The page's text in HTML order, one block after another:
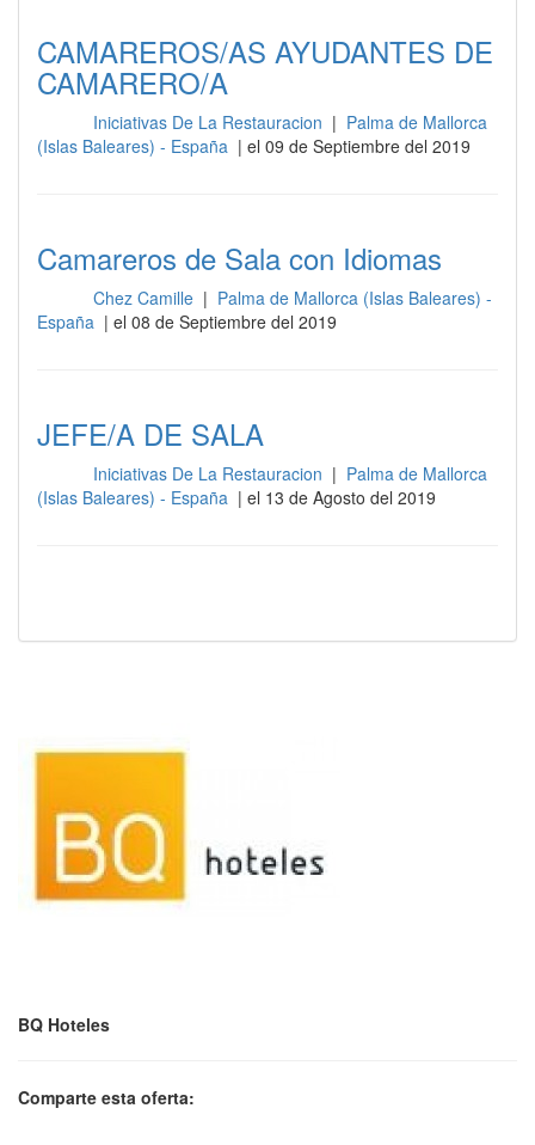
CAMAREROS/AS AYUDANTES DE
CAMARERO/A
Iniciativas De La Restauracion | Palma de Mallorca
(Islas Baleares) - España | el 09 de Septiembre del 2019
Camareros de Sala con Idiomas
Chez Camille | Palma de Mallorca (Islas Baleares) -
España | el 08 de Septiembre del 2019
JEFE/A DE SALA
Iniciativas De La Restauracion | Palma de Mallorca
(Islas Baleares) - España | el 13 de Agosto del 2019
BQ Hoteles
Comparte esta oferta: